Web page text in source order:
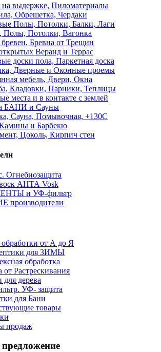
выдержке, Пиломатериалы
Обрешетка, Чердаки
Полы, Потолки, Балки, Лаги
Полы, Потолки, Вагонка
Бревна от Трещин
Веранд и Террас
доски пола, Паркетная доска
Дверные и Оконные проемы
мебель, Двери, Окна
Кладовки, Парники, Теплицы
места и в контакте с землей
БАНИ и Сауны
Сауна, Помывочная, +130С
и Барбекю
Цоколь, Кирпич стен
Огнебиозащита
АНТА Vosk
и УФ-фильтр
производители
от А до Я
для ЗИМЫ
обработка
от Растрескивания
для дерева
УФ- защита
для Бани
товары
продаж